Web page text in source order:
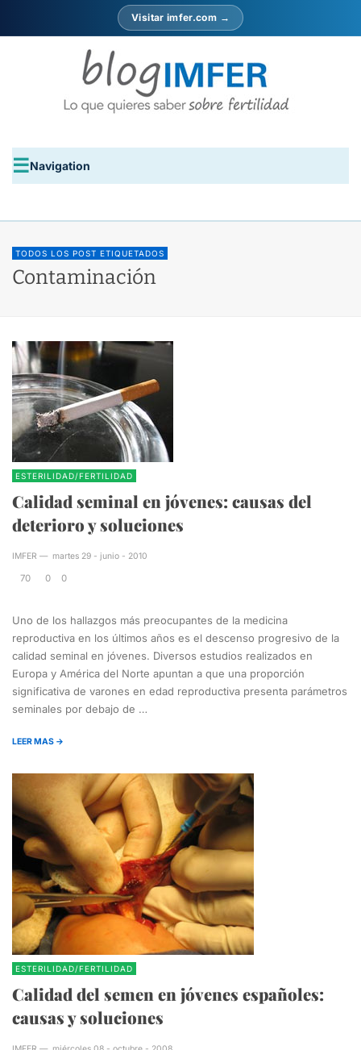
Visitar imfer.com →
Navigation
TODOS LOS POST ETIQUETADOS
Contaminación
ESTERILIDAD/FERTILIDAD
Calidad seminal en jóvenes: causas del
deterioro y soluciones
IMFER — martes 29 - junio - 2010
70 0 0
Uno de los hallazgos más preocupantes de la medicina
reproductiva en los últimos años es el descenso progresivo de la
calidad seminal en jóvenes. Diversos estudios realizados en
Europa y América del Norte apuntan a que una proporción
significativa de varones en edad reproductiva presenta parámetros
seminales por debajo de …
LEER MAS →
ESTERILIDAD/FERTILIDAD
Calidad del semen en jóvenes españoles:
causas y soluciones